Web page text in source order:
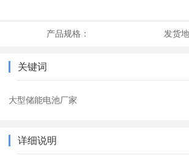
产品规格： 发货
关键词
大型储能电池厂家
详细说明